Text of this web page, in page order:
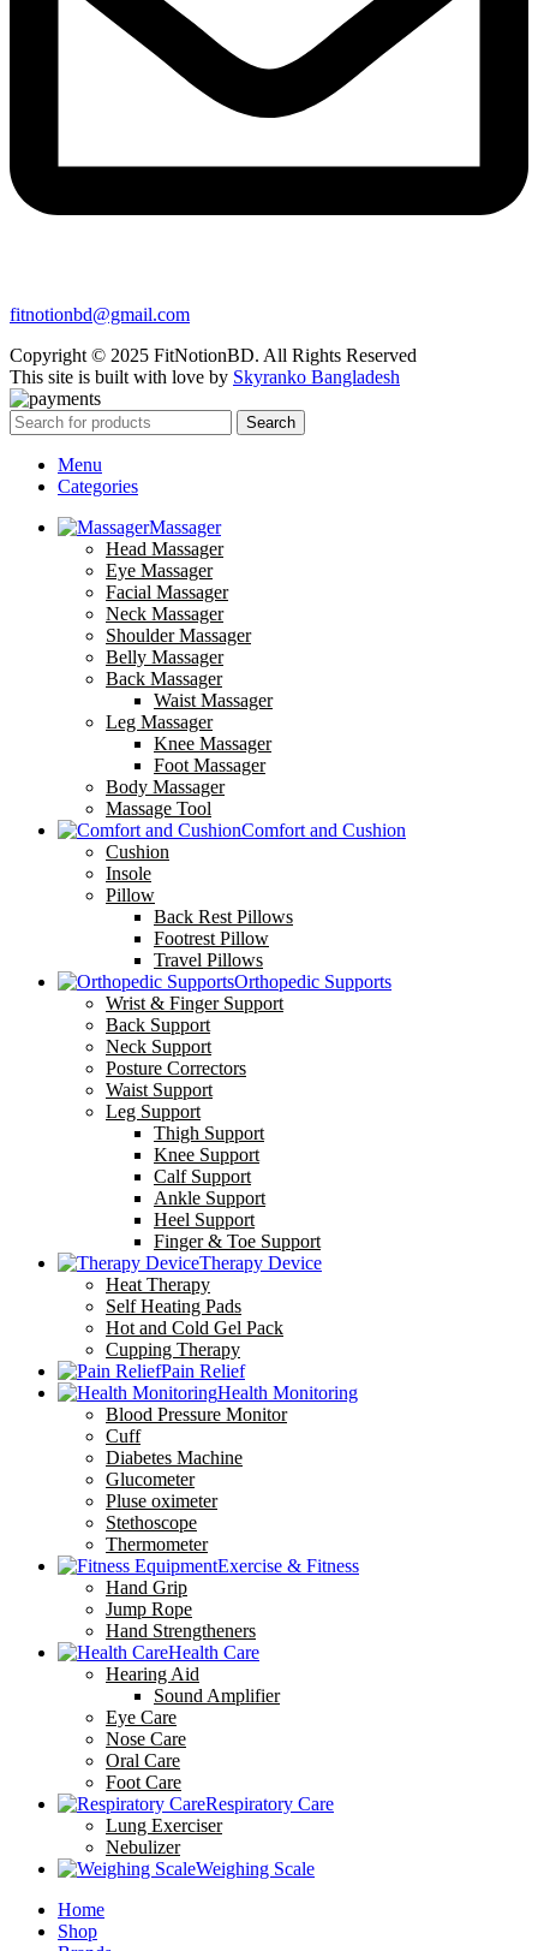
fitnotionbd@gmail.com
Copyright © 2025 FitNotionBD. All Rights Reserved
This site is built with love by Skyranko Bangladesh
Search
Menu
Categories
Massager
Head Massager
Eye Massager
Facial Massager
Neck Massager
Shoulder Massager
Belly Massager
Back Massager
Waist Massager
Leg Massager
Knee Massager
Foot Massager
Body Massager
Massage Tool
Comfort and Cushion
Cushion
Insole
Pillow
Back Rest Pillows
Footrest Pillow
Travel Pillows
Orthopedic Supports
Wrist & Finger Support
Back Support
Neck Support
Posture Correctors
Waist Support
Leg Support
Thigh Support
Knee Support
Calf Support
Ankle Support
Heel Support
Finger & Toe Support
Therapy Device
Heat Therapy
Self Heating Pads
Hot and Cold Gel Pack
Cupping Therapy
Pain Relief
Health Monitoring
Blood Pressure Monitor
Cuff
Diabetes Machine
Glucometer
Pluse oximeter
Stethoscope
Thermometer
Exercise & Fitness
Hand Grip
Jump Rope
Hand Strengtheners
Health Care
Hearing Aid
Sound Amplifier
Eye Care
Nose Care
Oral Care
Foot Care
Respiratory Care
Lung Exerciser
Nebulizer
Weighing Scale
Home
Shop